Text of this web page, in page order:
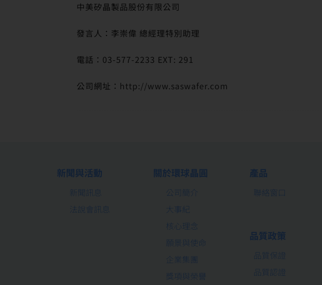
中美矽晶製品股份有限公司
發言人：李崇偉 總經理特別助理
電話：03-577-2233 EXT: 291
公司網址： http://www.saswafer.com
新聞與活動
新聞訊息
法說會訊息
關於環球晶圓
公司簡介
大事紀
核心理念
願景與使命
企業集團
獎項與榮譽
產品
聯絡窗口
品質政策
品質保證
品質認證